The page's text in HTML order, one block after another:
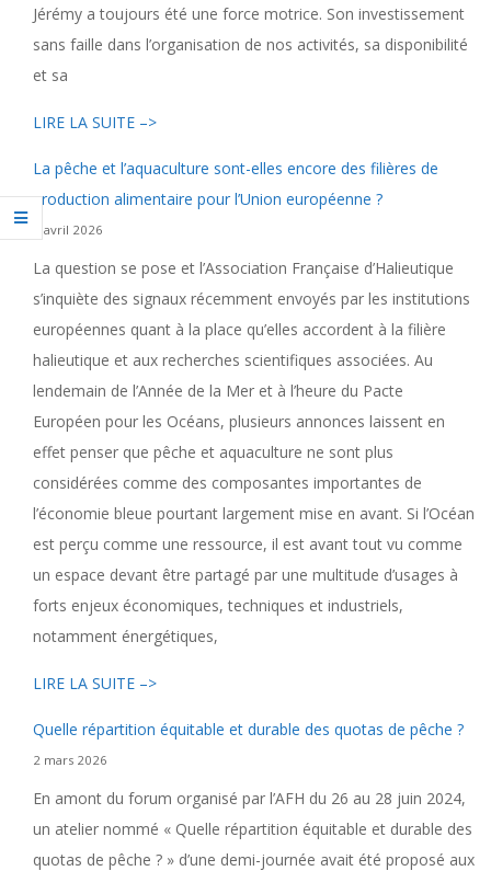
Jérémy a toujours été une force motrice. Son investissement
sans faille dans l’organisation de nos activités, sa disponibilité
et sa
LIRE LA SUITE –>
La pêche et l’aquaculture sont-elles encore des filières de
production alimentaire pour l’Union européenne ?
9 avril 2026
La question se pose et l’Association Française d’Halieutique
s’inquiète des signaux récemment envoyés par les institutions
européennes quant à la place qu’elles accordent à la filière
halieutique et aux recherches scientifiques associées. Au
lendemain de l’Année de la Mer et à l’heure du Pacte
Européen pour les Océans, plusieurs annonces laissent en
effet penser que pêche et aquaculture ne sont plus
considérées comme des composantes importantes de
l’économie bleue pourtant largement mise en avant. Si l’Océan
est perçu comme une ressource, il est avant tout vu comme
un espace devant être partagé par une multitude d’usages à
forts enjeux économiques, techniques et industriels,
notamment énergétiques,
LIRE LA SUITE –>
Quelle répartition équitable et durable des quotas de pêche ?
2 mars 2026
En amont du forum organisé par l’AFH du 26 au 28 juin 2024,
un atelier nommé « Quelle répartition équitable et durable des
quotas de pêche ? » d’une demi-journée avait été proposé aux